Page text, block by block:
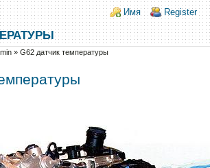
Login links
Имя Register
» G62 датчик температуры